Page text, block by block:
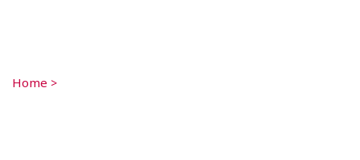
Home >